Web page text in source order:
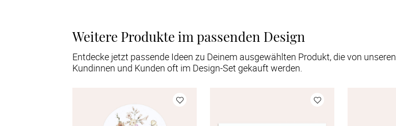
Weitere Produkte im passenden Design
Entdecke jetzt passende Ideen zu Deinem ausgewählten Produkt, die von unseren
Kundinnen und Kunden oft im Design-Set gekauft werden.